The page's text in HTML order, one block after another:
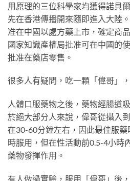
用原理的三位科學家均獲得諾貝
先在香港傳播開來隨即進入大陸
准在中國以處方藥上市，確定商
國家知識產權局批准可在中國的
批准在藥店零售。
很多人有疑問，吃一顆「偉哥」
人體口服藥物之後，藥物經腸道
於絕大部分人來說，偉哥從攝入
在30-60分鐘左右，因此最佳服
時服用，但在性活動前0.5-4小時
藥物發揮作用。
有人做過實驗，服用「偉哥」後